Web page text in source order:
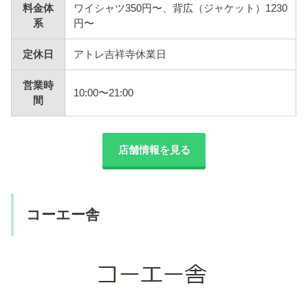
料金体
系
ワイシャツ350円〜、背広（ジャケット）1230
円〜
定休日 アトレ吉祥寺休業日
営業時
間
10:00〜21:00
店舗情報を見る
コーエー舎